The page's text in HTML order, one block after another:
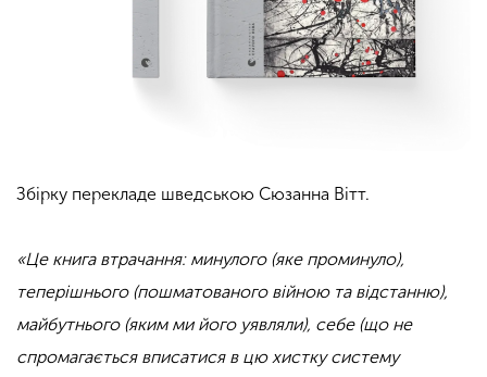
Збірку перекладе шведською Сюзанна Вітт.
«Це книга втрачання: минулого (яке проминуло),
теперішнього (пошматованого війною та відстанню),
майбутнього (яким ми його уявляли), себе (що не
спромагається вписатися в цю хистку систему